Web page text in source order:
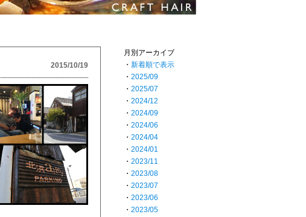
2015/10/19
月別アーカイブ
・ 新着順で表示
・ 2025/09
・ 2025/07
・ 2024/12
・ 2024/09
・ 2024/06
・ 2024/04
・ 2024/01
・ 2023/11
・ 2023/08
・ 2023/07
・ 2023/06
・ 2023/05